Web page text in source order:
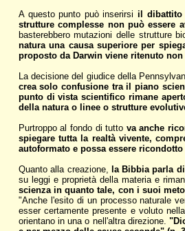
A questo punto può inserirsiil dibattito
strutture complesse non può essere
basterebbero mutazioni delle strutture
natura una causa superiore per
proposto da Darwin viene ritenuto
La decisione del giudice della
crea solo confusione tra il piano
punto di vista scientifico rimane
della natura o linee o strutture
Purtroppo al fondo di tutto va anche
spiegare tutta la realtà vivente,
autoformato e possa essere ricondotto
Quanto alla creazione, la Bibbia parla
su leggi e proprietà della materia e
scienza in quanto tale, con i suoi
"Anche l'esito di un processo naturale
esser certamente presente e voluto
orientano in una o nell'altra direzione.